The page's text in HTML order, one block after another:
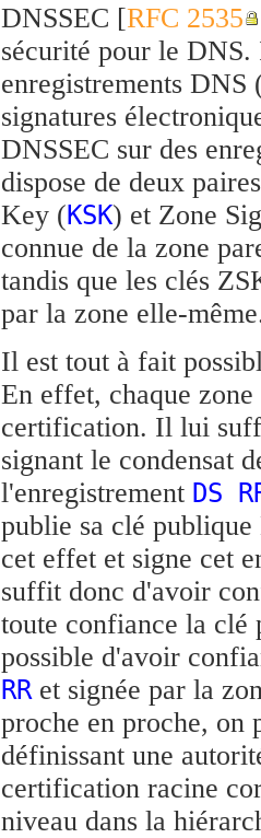
DNSSEC [RFC 2535
sécurité pour le
enregistrements DNS
signatures
DNSSEC sur des
dispose de deux
Key (KSK) et Zone
connue de la zone
tandis que les clés
par la zone elle-
Il est tout à fait
En effet, chaque
certification. Il lui
signant le condensat
l'enregistrement DS
publie sa clé
cet effet et signe cet
suffit donc d'avoir
toute confiance la
possible d'avoir
RR et signée par la
proche en proche, on
définissant une
certification racine
niveau dans la